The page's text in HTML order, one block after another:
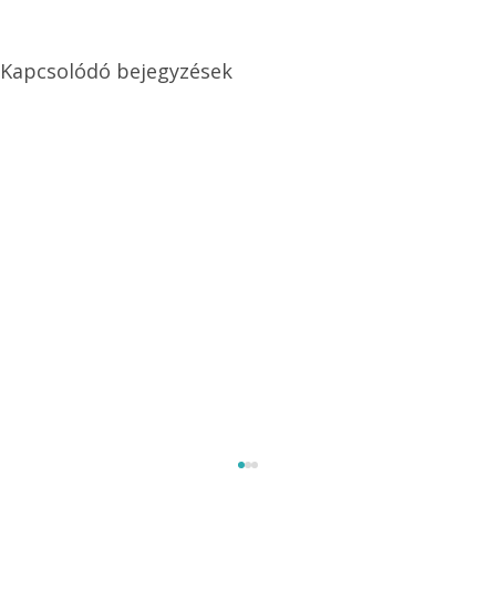
Kapcsolódó bejegyzések